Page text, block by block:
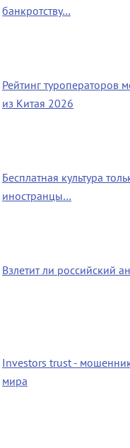
банкротству…
Рейтинг туроператоров
из Китая 2026
Бесплатная культура
иностранцы…
Взлетит ли российский
Investors trust -
мира